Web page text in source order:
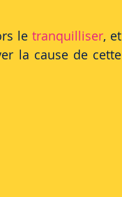
le tranquilliser, et
la cause de cette